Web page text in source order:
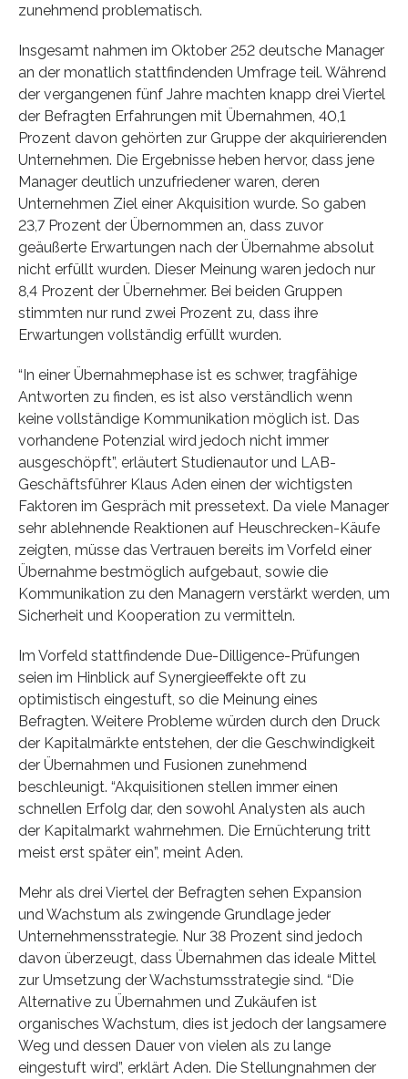
zunehmend problematisch.
Insgesamt nahmen im Oktober 252 deutsche Manager
an der monatlich stattfindenden Umfrage teil. Während
der vergangenen fünf Jahre machten knapp drei Viertel
der Befragten Erfahrungen mit Übernahmen, 40,1
Prozent davon gehörten zur Gruppe der akquirierenden
Unternehmen. Die Ergebnisse heben hervor, dass jene
Manager deutlich unzufriedener waren, deren
Unternehmen Ziel einer Akquisition wurde. So gaben
23,7 Prozent der Übernommen an, dass zuvor
geäußerte Erwartungen nach der Übernahme absolut
nicht erfüllt wurden. Dieser Meinung waren jedoch nur
8,4 Prozent der Übernehmer. Bei beiden Gruppen
stimmten nur rund zwei Prozent zu, dass ihre
Erwartungen vollständig erfüllt wurden.
“In einer Übernahmephase ist es schwer, tragfähige
Antworten zu finden, es ist also verständlich wenn
keine vollständige Kommunikation möglich ist. Das
vorhandene Potenzial wird jedoch nicht immer
ausgeschöpft”, erläutert Studienautor und LAB-
Geschäftsführer Klaus Aden einen der wichtigsten
Faktoren im Gespräch mit pressetext. Da viele Manager
sehr ablehnende Reaktionen auf Heuschrecken-Käufe
zeigten, müsse das Vertrauen bereits im Vorfeld einer
Übernahme bestmöglich aufgebaut, sowie die
Kommunikation zu den Managern verstärkt werden, um
Sicherheit und Kooperation zu vermitteln.
Im Vorfeld stattfindende Due-Dilligence-Prüfungen
seien im Hinblick auf Synergieeffekte oft zu
optimistisch eingestuft, so die Meinung eines
Befragten. Weitere Probleme würden durch den Druck
der Kapitalmärkte entstehen, der die Geschwindigkeit
der Übernahmen und Fusionen zunehmend
beschleunigt. “Akquisitionen stellen immer einen
schnellen Erfolg dar, den sowohl Analysten als auch
der Kapitalmarkt wahrnehmen. Die Ernüchterung tritt
meist erst später ein”, meint Aden.
Mehr als drei Viertel der Befragten sehen Expansion
und Wachstum als zwingende Grundlage jeder
Unternehmensstrategie. Nur 38 Prozent sind jedoch
davon überzeugt, dass Übernahmen das ideale Mittel
zur Umsetzung der Wachstumsstrategie sind. “Die
Alternative zu Übernahmen und Zukäufen ist
organisches Wachstum, dies ist jedoch der langsamere
Weg und dessen Dauer von vielen als zu lange
eingestuft wird”, erklärt Aden. Die Stellungnahmen der